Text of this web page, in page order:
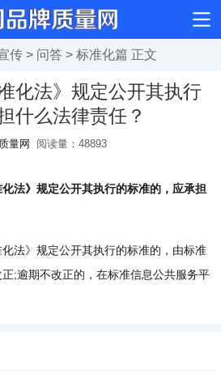
传 > 问答 > 标准化篇 正文
化法》规定公开其执行
什么法律责任？
量网 阅读量： 48893
》规定公开其执行的标准的，应承担
》规定公开其执行的标准的，由标准
;逾期不改正的，在标准信息公共服务平